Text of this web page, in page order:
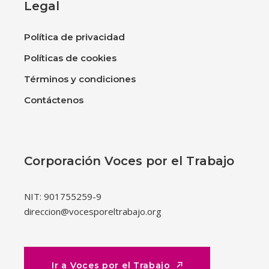
Legal
Política de privacidad
Políticas de cookies
Términos y condiciones
Contáctenos
Corporación Voces por el Trabajo
NIT: 901755259-9
direccion@vocesporeltrabajo.org
Ir a Voces por el Trabajo